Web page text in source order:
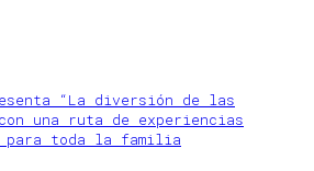
“La diversión de las
una ruta de experiencias
para toda la familia